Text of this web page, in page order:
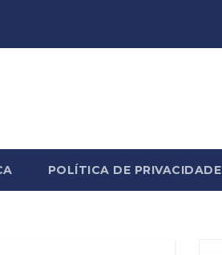
POLÍTICA DE PRIVACIDADE